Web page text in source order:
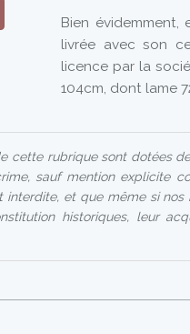
Bien
livrée avec son
licence par la
104cm, dont lame
cette rubrique sont dotées
sauf mention explicite
interdite, et que même si
historiques, leur